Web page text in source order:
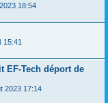
18:54
15:41
EF-Tech déport de
2023 17:14